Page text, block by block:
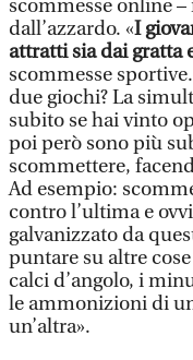
scommesse online
dall’azzardo. «I
attratti sia dai gratta
scommesse
due giochi? La
subito se hai vinto
poi però sono più
scommettere,
Ad esempio:
contro l’ultima e
galvanizzato da
puntare su altre
calci d’angolo, i
le ammonizioni di
un’altra».